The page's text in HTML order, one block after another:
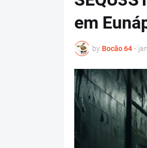
em
by Bocão 64 -